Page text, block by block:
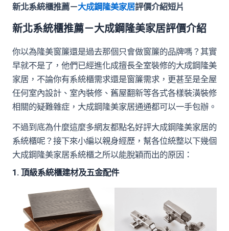
新北系統櫃推薦－大成鋼隆美家居評價介紹短片
新北系統櫃推薦－大成鋼隆美家居評價介紹
你以為隆美窗簾還是過去那個只會做窗簾的品牌嗎？其實
早就不是了，他們已經進化成擅長全室裝修的大成鋼隆美
家居，不論你有系統櫃需求還是窗簾需求，更甚至是全屋
任何室內設計、室內裝修、舊屋翻新等各式各樣裝潢裝修
相關的疑難雜症，大成鋼隆美家居通通都可以一手包辦。
不過到底為什麼這麼多網友都點名好評大成鋼隆美家居的
系統櫃呢？接下來小編以親身經歷，幫各位統整以下幾個
大成鋼隆美家居系統櫃之所以能脫穎而出的原因：
1. 頂級系統櫃建材及五金配件